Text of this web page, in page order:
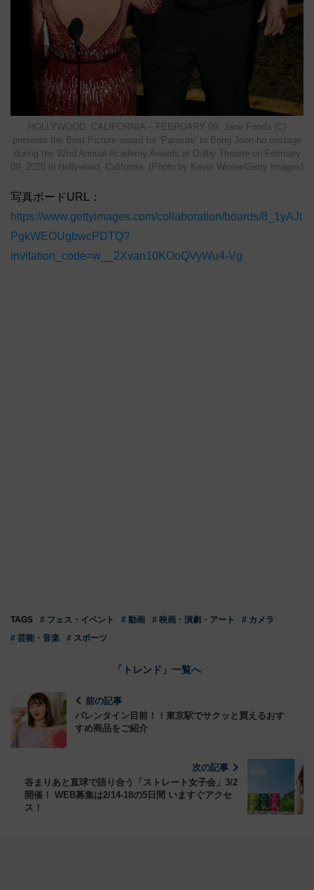
HOLLYWOOD, CALIFORNIA – FEBRUARY 09: Jane Fonda (C)
presents the Best Picture award for ‘Parasite’ to Bong Joon-ho onstage
during the 92nd Annual Academy Awards at Dolby Theatre on February
09, 2020 in Hollywood, California. (Photo by Kevin Winter/Getty Images)
写真ボードURL：
https://www.gettyimages.com/collaboration/boards/8_1yAJt
PgkWEOUgbwcPDTQ?
invitation_code=w__2Xvan10KOoQVyWu4-Vg
TAGS # フェス・イベント # 動画 # 映画・演劇・アート
# カメラ
# 芸能・音楽
# スポーツ
「トレンド」一覧へ
前の記事
バレンタイン目前！！東京駅でサクッと買えるおす
すめ商品をご紹介
次の記事
谷まりあと直球で語り合う「ストレート女子会」3/2
開催！ WEB募集は2/14-18の5日間 いますぐアクセ
ス！